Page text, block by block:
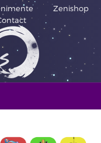
Zenishop